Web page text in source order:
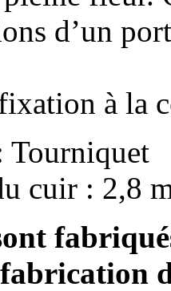
d’un
à la
Tourniquet
cuir : 2,8